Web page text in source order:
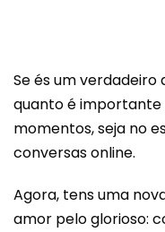
Se és um verdadeiro
quanto é importante
momentos, seja no
conversas online.
Agora, tens uma
amor pelo glorioso: